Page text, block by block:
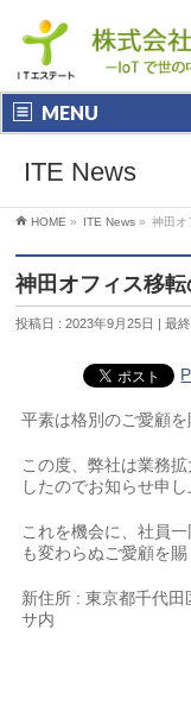
MENU
ITE News
HOME » ITE News » 神田オ
神田オフィス移
投稿日 : 2023年9月25日 最
平素は格別のご愛顧を
この度、弊社は業務
したのでお知らせ申し
これを機会に、社員
も変わらぬご愛顧を
新住所 : 東京都千代
サ内